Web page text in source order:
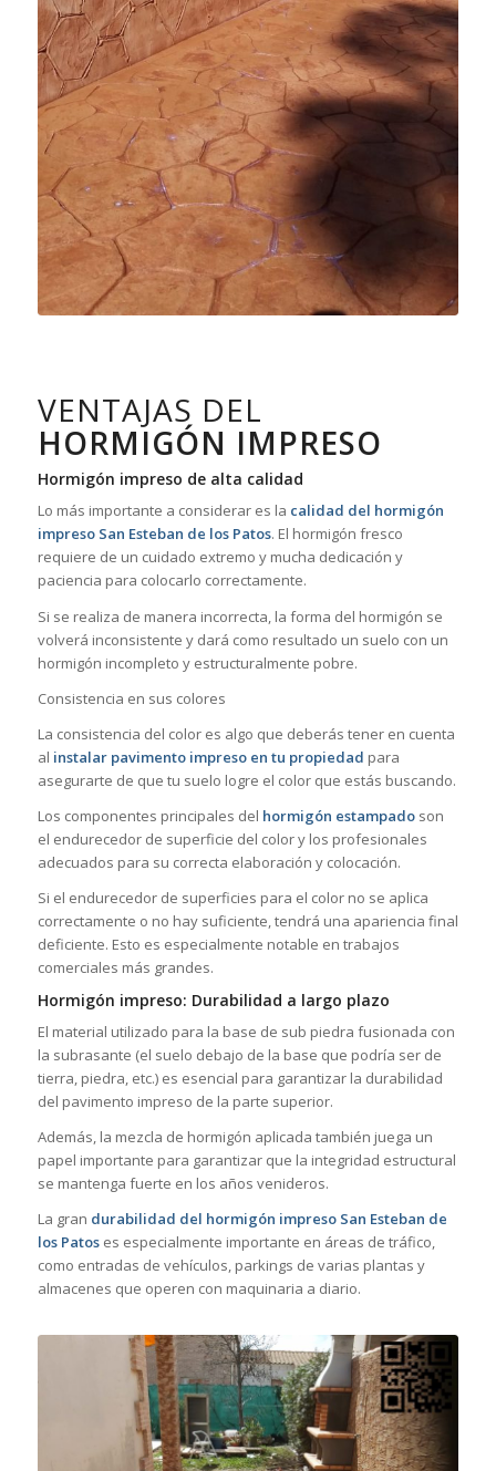
VENTAJAS DEL
HORMIGÓN IMPRESO
Hormigón impreso de alta calidad
Lo más importante a considerar es la calidad del hormigón
impreso San Esteban de los Patos. El hormigón fresco
requiere de un cuidado extremo y mucha dedicación y
paciencia para colocarlo correctamente.
Si se realiza de manera incorrecta, la forma del hormigón se
volverá inconsistente y dará como resultado un suelo con un
hormigón incompleto y estructuralmente pobre.
Consistencia en sus colores
La consistencia del color es algo que deberás tener en cuenta
al instalar pavimento impreso en tu propiedad para
asegurarte de que tu suelo logre el color que estás buscando.
Los componentes principales del hormigón estampadoson
el endurecedor de superficie del color y los profesionales
adecuados para su correcta elaboración y colocación.
Si el endurecedor de superficies para el color no se aplica
correctamente o no hay suficiente, tendrá una apariencia final
deficiente. Esto es especialmente notable en trabajos
comerciales más grandes.
Hormigón impreso: Durabilidad a largo plazo
El material utilizado para la base de sub piedra fusionada con
la subrasante (el suelo debajo de la base que podría ser de
tierra, piedra, etc.) es esencial para garantizar la durabilidad
del pavimento impreso de la parte superior.
Además, la mezcla de hormigón aplicada también juega un
papel importante para garantizar que la integridad estructural
se mantenga fuerte en los años venideros.
La gran durabilidad del hormigón impreso San Esteban de
los Patoses especialmente importante en áreas de tráfico,
como entradas de vehículos, parkings de varias plantas y
almacenes que operen con maquinaria a diario.